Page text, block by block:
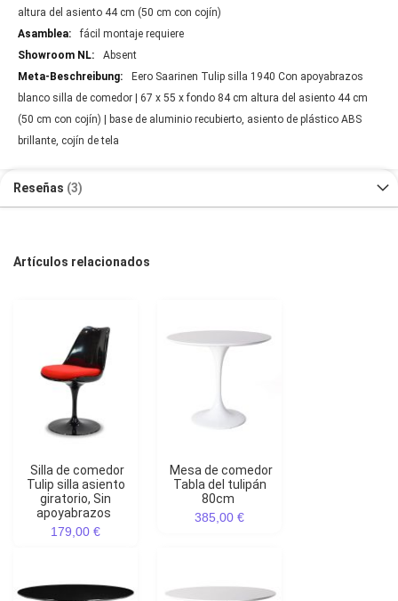
altura del asiento 44 cm (50 cm con cojín)
fácil montaje requiere
Absent
Eero Saarinen Tulip silla 1940 Con apoyabrazos
blanco silla de comedor | 67 x 55 x fondo 84 cm altura del asiento 44 cm
(50 cm con cojín) | base de aluminio recubierto, asiento de plástico ABS
brillante, cojín de tela
Reseñas 3
Artículos relacionados
Silla de comedor
Tulip silla asiento
giratorio, Sin
apoyabrazos
179,00 €
Mesa de comedor
Tabla del tulipán
80cm
385,00 €